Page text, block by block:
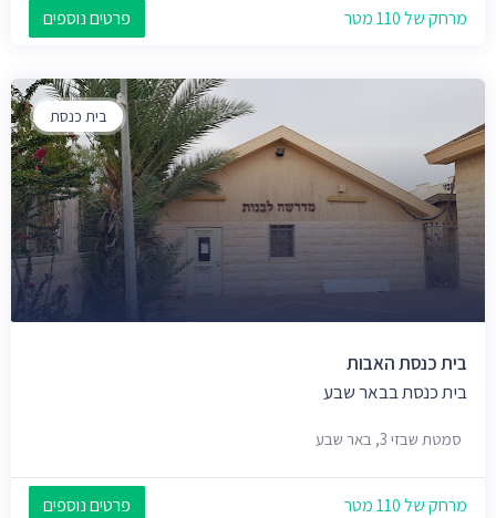
מרחק של 110 מטר פרטים נוספים
בית כנסת
בית כנסת האבות
בית כנסת בבאר שבע
סמטת שבזי 3, באר שבע
מרחק של 110 מטר פרטים נוספים